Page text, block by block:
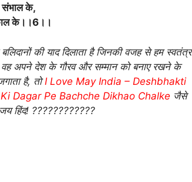
संभाल के,
के।।6।।
की याद दिलाता है जिनकी वजह से हम स्वतंत्र
वह अपने देश के गौरव और सम्मान को बनाए रखने के
है, तोI Love May India – Deshbhakti
Dagar Pe Bachche Dikhao Chalke जैसे
हिंद! ????????????